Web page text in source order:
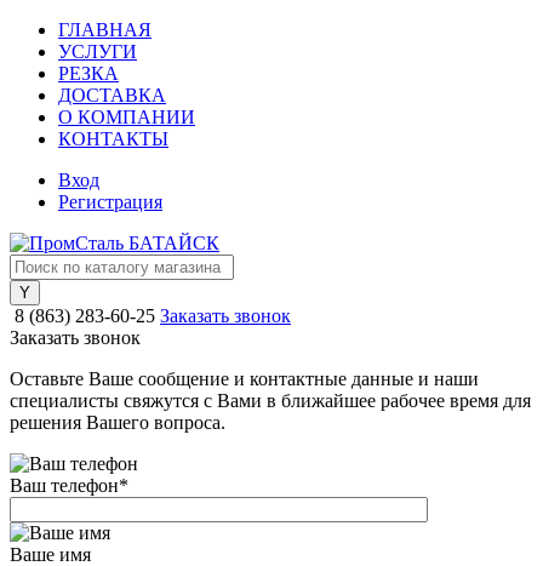
ГЛАВНАЯ
УСЛУГИ
РЕЗКА
ДОСТАВКА
О КОМПАНИИ
КОНТАКТЫ
Вход
Регистрация
8 (863) 283-60-25 Заказать звонок
Заказать звонок
Оставьте Ваше сообщение и контактные данные и наши
специалисты свяжутся с Вами в ближайшее рабочее время для
решения Вашего вопроса.
Ваш телефон*
Ваше имя